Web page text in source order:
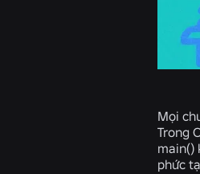
Mọi
Trong
main()
phức